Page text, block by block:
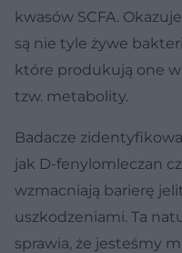
kwasów SCFA.
są nie tyle żywe
które produkują one
tzw. metabolity.
Badacze
jak D-fenylomleczan
wzmacniają barierę
uszkodzeniami. Ta
sprawia, że jesteśmy